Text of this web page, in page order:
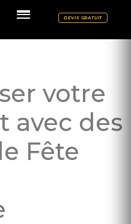
DEVIS GRATUIT
votre
avec des
Fête